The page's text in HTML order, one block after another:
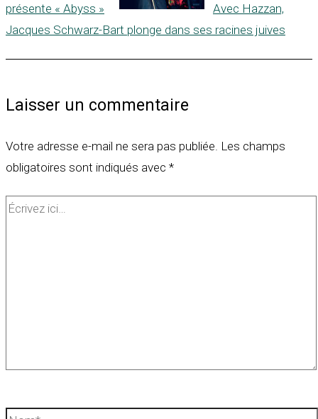
présente « Abyss »
Avec Hazzan,
Jacques Schwarz-Bart plonge dans ses racines juives
Laisser un commentaire
Votre adresse e-mail ne sera pas publiée. Les champs
obligatoires sont indiqués avec *
Écrivez